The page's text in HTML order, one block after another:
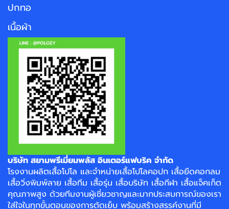
ปกทอ
เนื้อผ้า
บริษัท สยามพรีเมี่ยมพลัส อินเตอร์แฟบริค จำกัด
โรงงานผลิตเสื้อโปโล และจำหน่ายเสื้อโปโลคอปก เสื้อยืดคอกลม
เสื้อวิ่งพิมพ์ลาย เสื้อทีม เสื้อรุ่น เสื้อบริษัท เสื้อกีฬา เสื้อแจ็คเก็ต
คุณภาพสูง ด้วยทีมงานผู้เชี่ยวชาญและมากประสบการณ์ของเรา
ใส่ใจในทุกขั้นตอนของการตัดเย็บ พร้อมสร้างสรรค์งานที่มี